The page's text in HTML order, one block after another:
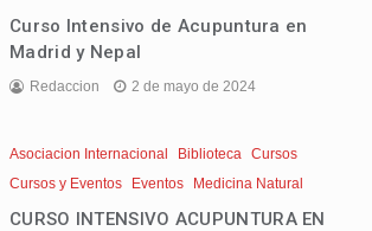
Curso Intensivo de Acupuntura en
Madrid y Nepal
Redaccion 2 de mayo de 2024
Asociacion Internacional Biblioteca Cursos
Cursos y Eventos
Eventos Medicina Natural
CURSO INTENSIVO ACUPUNTURA EN